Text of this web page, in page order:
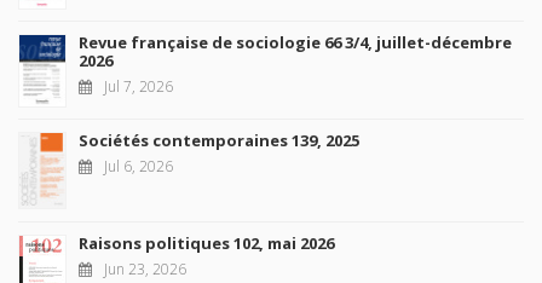
Revue française de sociologie 66 3/4, juillet-décembre
2026
Jul 7, 2026
Sociétés contemporaines 139, 2025
Jul 6, 2026
Raisons politiques 102, mai 2026
Jun 23, 2026